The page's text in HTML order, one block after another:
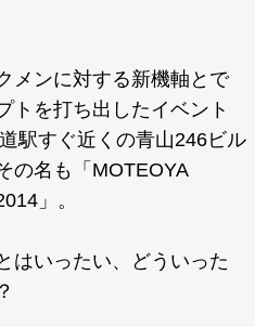
メンに対する新機軸とで
トを打ち出したイベント
駅すぐ近くの青山246ビル
の名も「MOTEOYA
」。
はいったい、どういった